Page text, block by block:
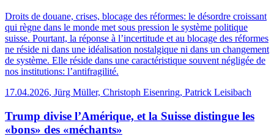
Droits de douane, crises, blocage des réformes: le désordre croissant
qui règne dans le monde met sous pression le système politique
suisse. Pourtant, la réponse à l’incertitude et au blocage des réformes
ne réside ni dans une idéalisation nostalgique ni dans un changement
de système. Elle réside dans une caractéristique souvent négligée de
nos institutions: l’antifragilité.
17.04.2026, Jürg Müller, Christoph Eisenring, Patrick Leisibach
Trump divise l’Amérique, et la Suisse distingue les
«bons» des «méchants»